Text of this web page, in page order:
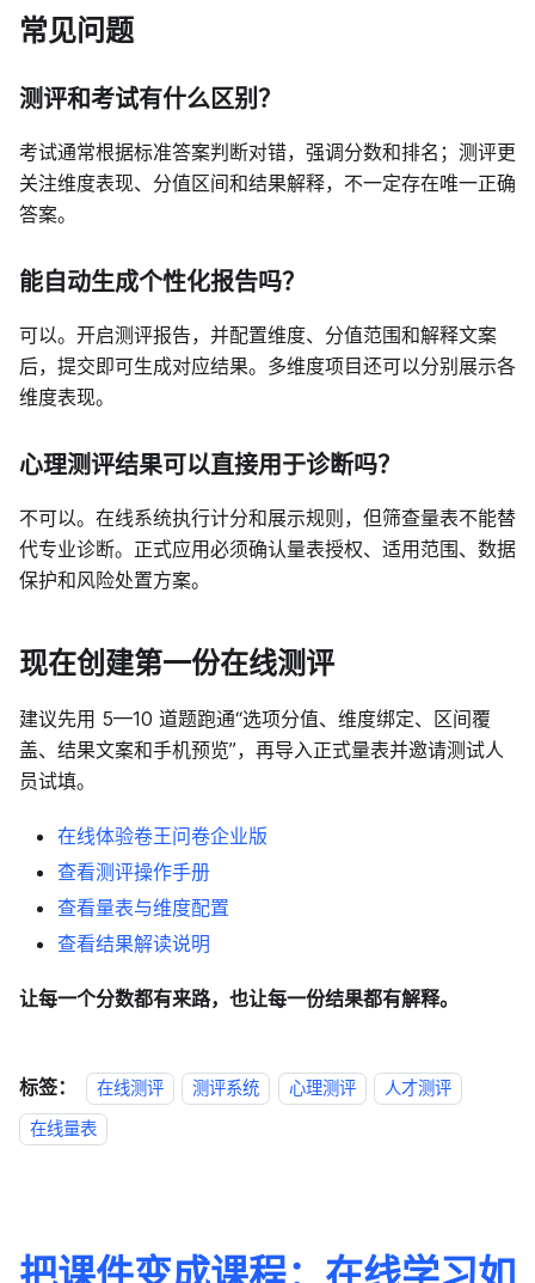
常见问题
测评和考试有什么区别？
考试通常根据标准答案判断对错，强调分数和排名；测评更
关注维度表现、分值区间和结果解释，不一定存在唯一正确
答案。
能自动生成个性化报告吗？
可以。开启测评报告，并配置维度、分值范围和解释文案
后，提交即可生成对应结果。多维度项目还可以分别展示各
维度表现。
心理测评结果可以直接用于诊断吗？
不可以。在线系统执行计分和展示规则，但筛查量表不能替
代专业诊断。正式应用必须确认量表授权、适用范围、数据
保护和风险处置方案。
现在创建第一份在线测评
建议先用 5—10 道题跑通“选项分值、维度绑定、区间覆
盖、结果文案和手机预览”，再导入正式量表并邀请测试人
员试填。
在线体验卷王问卷企业版
查看测评操作手册
查看量表与维度配置
查看结果解读说明
让每一个分数都有来路，也让每一份结果都有解释。
标签： 在线测评 测评系统 心理测评
人才测评
在线量表
把课件变成课程：在线学习如